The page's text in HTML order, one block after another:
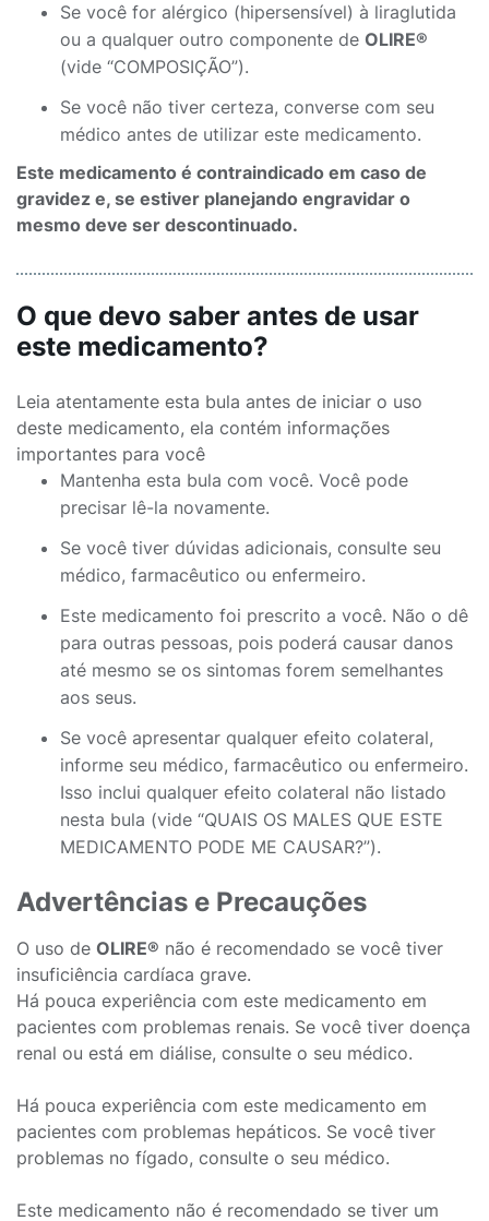
Se você for alérgico (hipersensível) à liraglutida
ou a qualquer outro componente de OLIRE®
(vide “COMPOSIÇÃO”).
Se você não tiver certeza, converse com seu
médico antes de utilizar este medicamento.
Este medicamento é contraindicado em caso de
gravidez e, se estiver planejando engravidar o
mesmo deve ser descontinuado.
O que devo saber antes de usar
este medicamento?
Leia atentamente esta bula antes de iniciar o uso
deste medicamento, ela contém informações
importantes para você
Mantenha esta bula com você. Você pode
precisar lê-la novamente.
Se você tiver dúvidas adicionais, consulte seu
médico, farmacêutico ou enfermeiro.
Este medicamento foi prescrito a você. Não o dê
para outras pessoas, pois poderá causar danos
até mesmo se os sintomas forem semelhantes
aos seus.
Se você apresentar qualquer efeito colateral,
informe seu médico, farmacêutico ou enfermeiro.
Isso inclui qualquer efeito colateral não listado
nesta bula (vide “QUAIS OS MALES QUE ESTE
MEDICAMENTO PODE ME CAUSAR?”).
Advertências e Precauções
O uso de OLIRE® não é recomendado se você tiver
insuficiência cardíaca grave.
Há pouca experiência com este medicamento em
pacientes com problemas renais. Se você tiver doença
renal ou está em diálise, consulte o seu médico.
Há pouca experiência com este medicamento em
pacientes com problemas hepáticos. Se você tiver
problemas no fígado, consulte o seu médico.
Este medicamento não é recomendado se tiver um